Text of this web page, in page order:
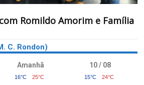
Romildo Amorim e Família
C. Rondon)
Amanhã
16°C 25°C
10 / 08
15°C 24°C